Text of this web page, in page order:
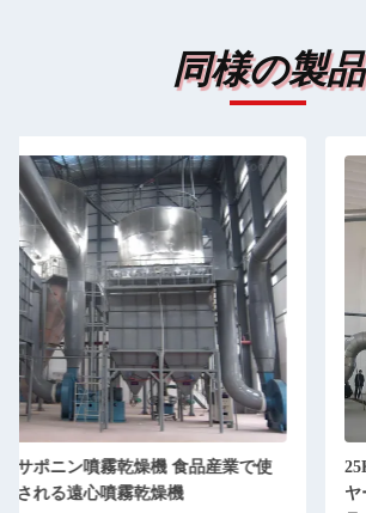
同様の製品
25Kg/H-500Kg/H 圧力スプレードライ
ヤー 2mPa-10mPa 商業用スプレード